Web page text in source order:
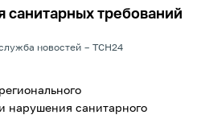
требований
новостей ТСН24
нарушения санитарного